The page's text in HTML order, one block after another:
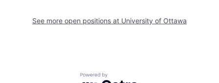
See more open positions at University of Ottawa
Powered by Getro.com